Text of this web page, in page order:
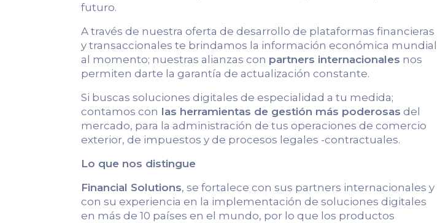
futuro.
A través de nuestra oferta de desarrollo de plataformas financieras
y transaccionales te brindamos la información económica mundial
al momento; nuestras alianzas con partners internacionales nos
permiten darte la garantía de actualización constante.
Si buscas soluciones digitales de especialidad a tu medida;
contamos con las herramientas de gestión más poderosas del
mercado, para la administración de tus operaciones de comercio
exterior, de impuestos y de procesos legales -contractuales.
Lo que nos distingue
Financial Solutions, se fortalece con sus partners internacionales y
con su experiencia en la implementación de soluciones digitales
en más de 10 países en el mundo, por lo que los productos